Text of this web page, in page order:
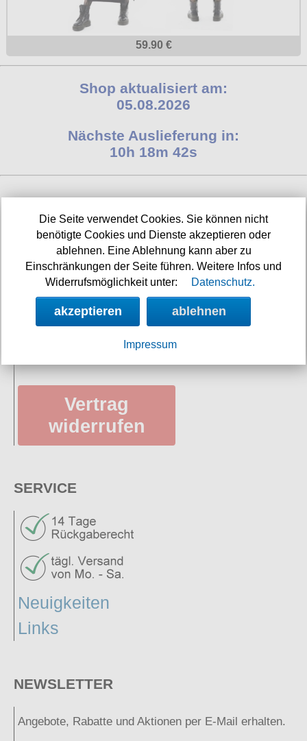
59.90 €
Shop aktualisiert am:
05.08.2026
Nächste Auslieferung in:
10h 18m 41s
Widerrufsbelehrung
Impressum/Kontakt
Versandkosten
Datenschutz
Vertrag
widerrufen
SERVICE
Neuigkeiten
Links
NEWSLETTER
Angebote, Rabatte und Aktionen per E-Mail erhalten.
Die Seite verwendet Cookies. Sie können nicht
benötigte Cookies und Dienste akzeptieren oder
ablehnen. Eine Ablehnung kann aber zu
Einschränkungen der Seite führen. Weitere Infos und
Widerrufsmöglichkeit unter:
Datenschutz.
akzeptieren ablehnen
Impressum